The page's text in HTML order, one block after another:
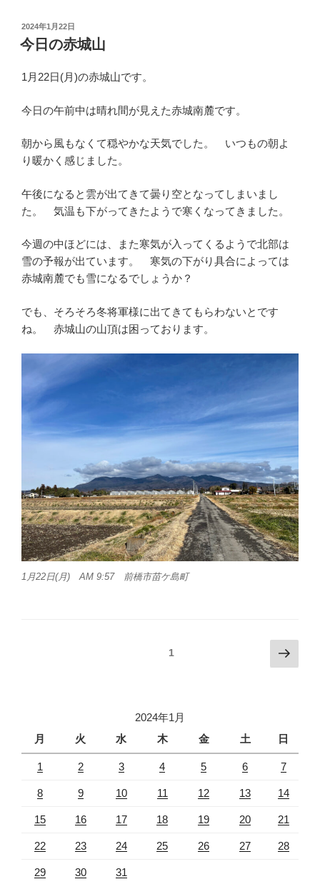
投
稿
日:
2024年1月22日
今日の赤城山
1月22日(月)の赤城山です。
今日の午前中は晴れ間が見えた赤城南麓です。
朝から風もなくて穏やかな天気でした。 いつもの朝よ
り暖かく感じました。
午後になると雲が出てきて曇り空となってしまいまし
た。 気温も下がってきたようで寒くなってきました。
今週の中ほどには、また寒気が入ってくるようで北部は
雪の予報が出ています。 寒気の下がり具合によっては
赤城南麓でも雪になるでしょうか？
でも、そろそろ冬将軍様に出てきてもらわないとです
ね。 赤城山の山頂は困っております。
1月22日(月) AM 9:57 前橋市苗ケ島町
ー
1
次
の
2024年1月
月
火 水 木 金 土 日
1 2 3 4 5 6 7
8 9 10 11 12 13 14
15 16 17 18 19 20 21
22 23 24 25 26 27 28
29 30 31